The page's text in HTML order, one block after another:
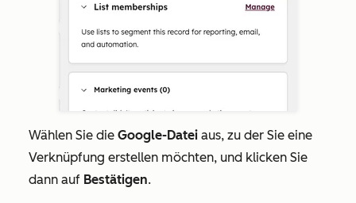
Wählen Sie die Google-Datei aus, zu der Sie eine
Verknüpfung erstellen möchten, und klicken Sie
dann auf Bestätigen.